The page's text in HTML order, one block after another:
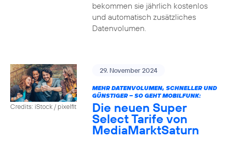
bekommen sie jährlich kostenlos
und automatisch zusätzliches
Datenvolumen.
Credits: iStock / pixelfit
29. November 2024
MEHR DATENVOLUMEN, SCHNELLER UND
GÜNSTIGER – SO GEHT MOBILFUNK:
Die neuen Super
Select Tarife von
MediaMarktSaturn